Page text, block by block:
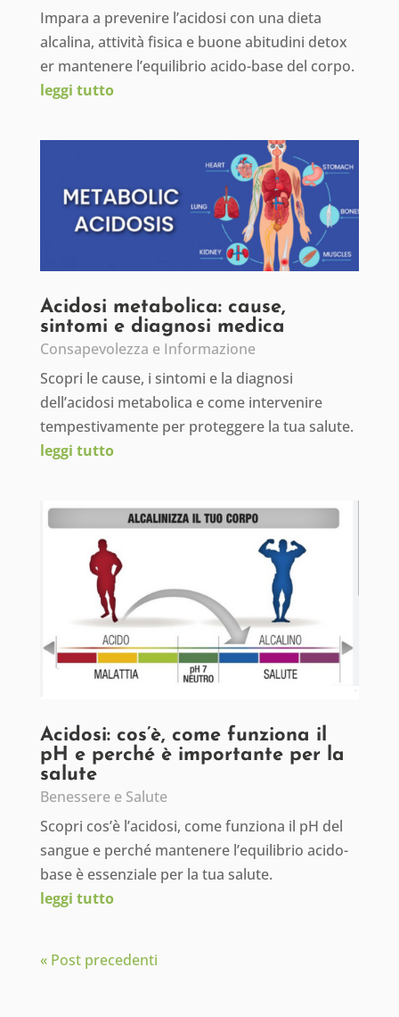
Impara a prevenire l’acidosi con una dieta
alcalina, attività fisica e buone abitudini detox
er mantenere l’equilibrio acido-base del corpo.
leggi tutto
Acidosi metabolica: cause,
sintomi e diagnosi medica
Consapevolezza e Informazione
Scopri le cause, i sintomi e la diagnosi
dell’acidosi metabolica e come intervenire
tempestivamente per proteggere la tua salute.
leggi tutto
Acidosi: cos’è, come funziona il
pH e perché è importante per la
salute
Benessere e Salute
Scopri cos’è l’acidosi, come funziona il pH del
sangue e perché mantenere l’equilibrio acido-
base è essenziale per la tua salute.
leggi tutto
« Post precedenti